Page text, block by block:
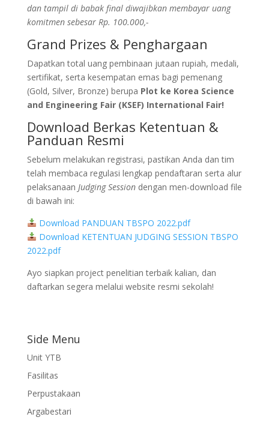
dan tampil di babak final diwajibkan membayar uang
komitmen sebesar Rp. 100.000,-
Grand Prizes & Penghargaan
Dapatkan total uang pembinaan jutaan rupiah, medali,
sertifikat, serta kesempatan emas bagi pemenang
(Gold, Silver, Bronze) berupa Plot ke Korea Science
and Engineering Fair (KSEF) International Fair!
Download Berkas Ketentuan &
Panduan Resmi
Sebelum melakukan registrasi, pastikan Anda dan tim
telah membaca regulasi lengkap pendaftaran serta alur
pelaksanaan Judging Sessiondengan men-download file
di bawah ini:
Download PANDUAN TBSPO 2022.pdf
Download KETENTUAN JUDGING SESSION TBSPO
2022.pdf
Ayo siapkan project penelitian terbaik kalian, dan
daftarkan segera melalui website resmi sekolah!
Side Menu
Unit YTB
Fasilitas
Perpustakaan
Argabestari